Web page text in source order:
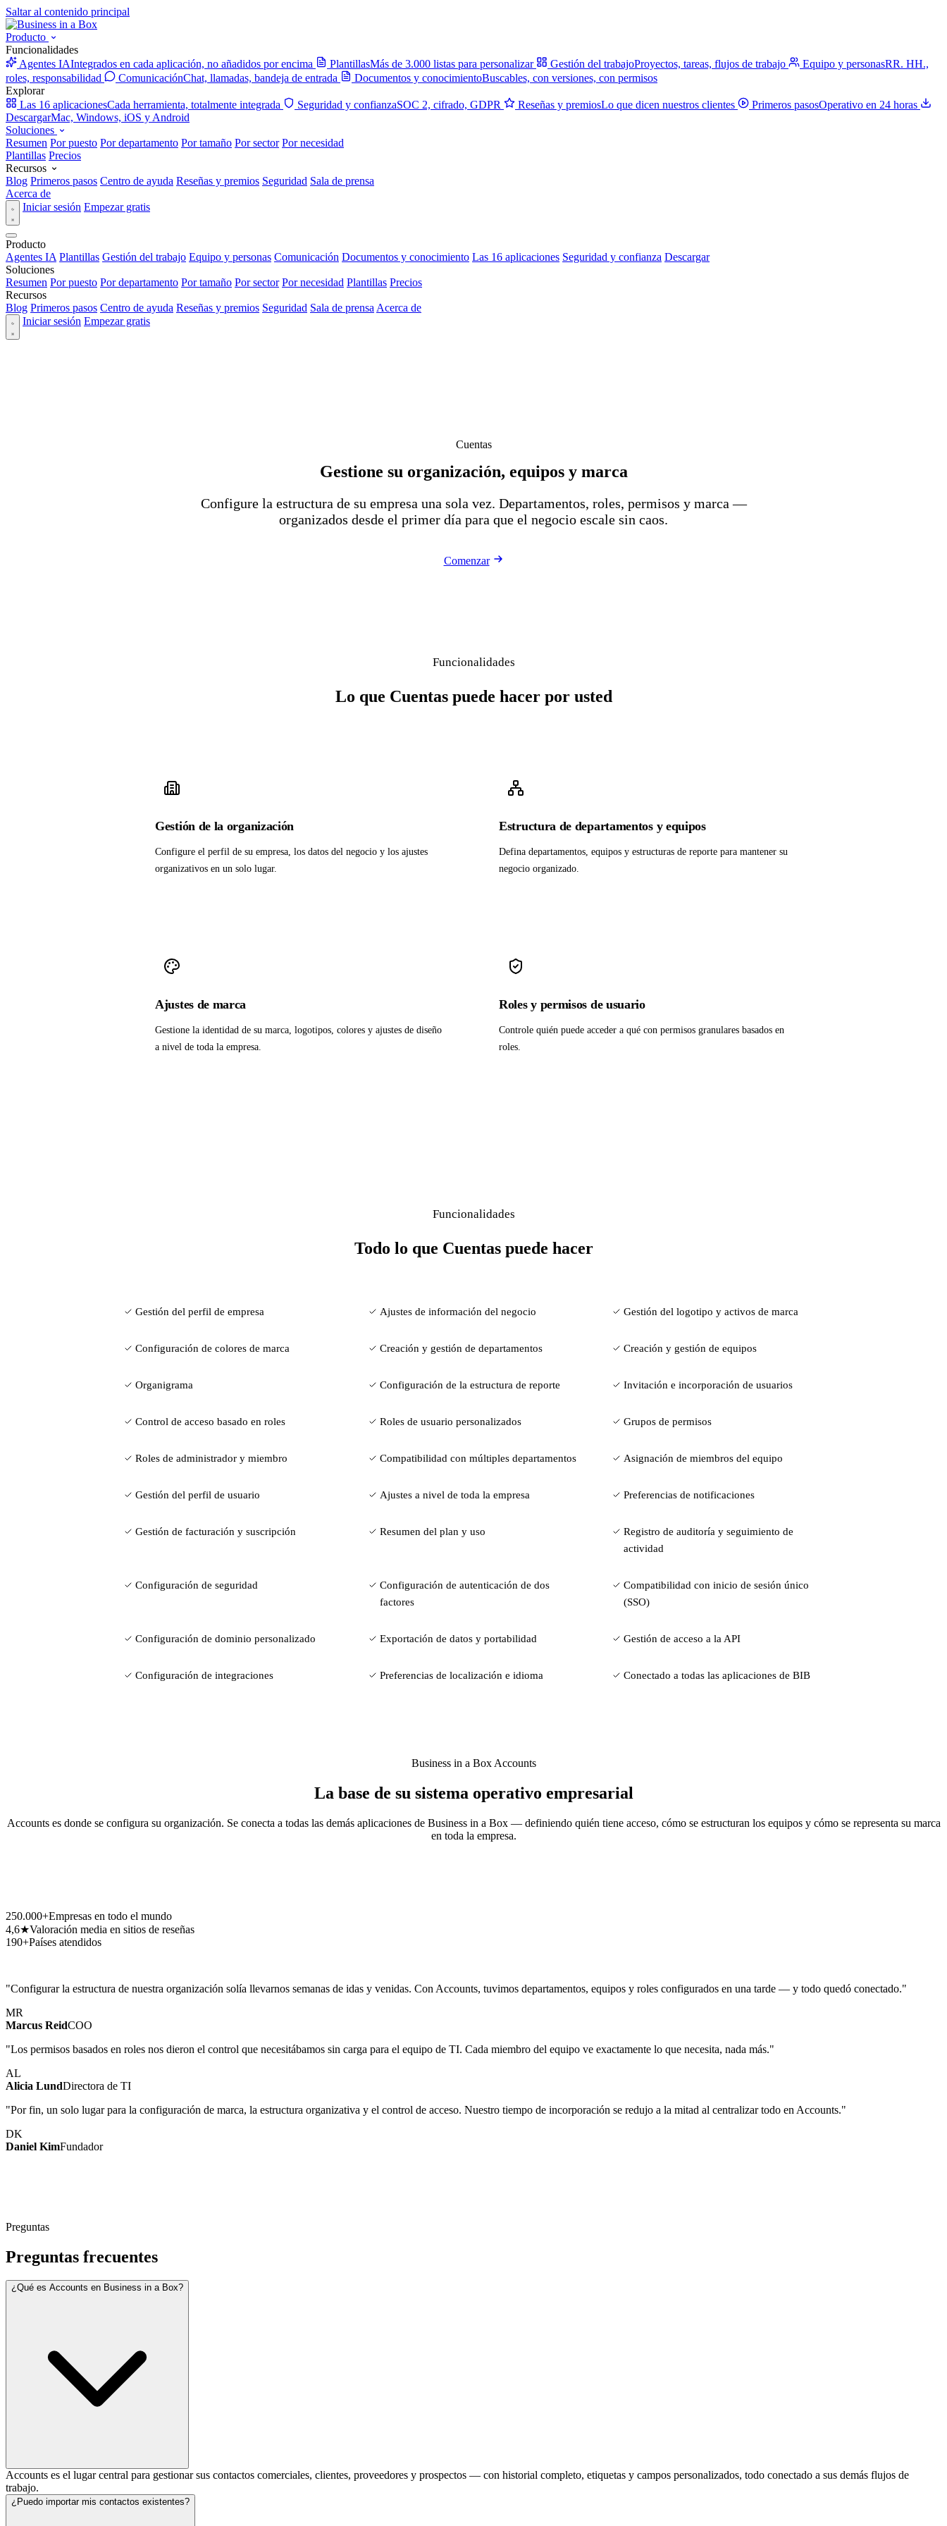
Saltar al contenido principal
Producto
Funcionalidades
Agentes IAIntegrados en cada aplicación, no añadidos por encima PlantillasMás de 3.000 listas para personalizar Gestión del trabajoProyectos, tareas, flujos de trabajo Equipo y personasRR. HH.,
roles, responsabilidad
ComunicaciónChat, llamadas, bandeja de entrada Documentos y conocimientoBuscables, con versiones, con permisos
Explorar
Las 16 aplicacionesCada herramienta, totalmente integrada Seguridad y confianzaSOC 2, cifrado, GDPR Reseñas y premiosLo que dicen nuestros clientes Primeros pasosOperativo en 24 horas
DescargarMac, Windows, iOS y Android
Soluciones
Resumen Por puesto Por departamento Por tamaño Por sector Por necesidad
Plantillas Precios
Recursos
Blog Primeros pasos Centro de ayuda Reseñas y premios Seguridad Sala de prensa
Acerca de
Iniciar sesión Empezar gratis
Producto
Agentes IA Plantillas Gestión del trabajo Equipo y personas Comunicación Documentos y conocimiento Las 16 aplicaciones Seguridad y confianza Descargar
Soluciones
Resumen Por puesto Por departamento Por tamaño Por sector Por necesidad Plantillas Precios
Recursos
Blog Primeros pasos Centro de ayuda Reseñas y premios Seguridad Sala de prensa Acerca de
Iniciar sesión Empezar gratis
Cuentas
Gestione su organización, equipos y marca
Configure la estructura de su empresa una sola vez. Departamentos, roles, permisos y marca —
organizados desde el primer día para que el negocio escale sin caos.
Comenzar
Funcionalidades
Lo que Cuentas puede hacer por usted
Gestión de la organización
Configure el perfil de su empresa, los datos del negocio y los ajustes
organizativos en un solo lugar.
Estructura de departamentos y equipos
Defina departamentos, equipos y estructuras de reporte para mantener su
negocio organizado.
Ajustes de marca
Gestione la identidad de su marca, logotipos, colores y ajustes de diseño
a nivel de toda la empresa.
Roles y permisos de usuario
Controle quién puede acceder a qué con permisos granulares basados en
roles.
Funcionalidades
Todo lo que Cuentas puede hacer
Gestión del perfil de empresa Ajustes de información del negocio Gestión del logotipo y activos de marca
Configuración de colores de marca Creación y gestión de departamentos Creación y gestión de equipos
Organigrama Configuración de la estructura de reporte Invitación e incorporación de usuarios
Control de acceso basado en roles Roles de usuario personalizados Grupos de permisos
Roles de administrador y miembro Compatibilidad con múltiples departamentos Asignación de miembros del equipo
Gestión del perfil de usuario Ajustes a nivel de toda la empresa Preferencias de notificaciones
Gestión de facturación y suscripción Resumen del plan y uso
Registro de auditoría y seguimiento de
actividad
Configuración de seguridad
Configuración de autenticación de dos
factores
Compatibilidad con inicio de sesión único
(SSO)
Configuración de dominio personalizado Exportación de datos y portabilidad Gestión de acceso a la API
Configuración de integraciones Preferencias de localización e idioma Conectado a todas las aplicaciones de BIB
Business in a Box Accounts
La base de su sistema operativo empresarial
Accounts es donde se configura su organización. Se conecta a todas las demás aplicaciones de Business in a Box — definiendo quién tiene acceso, cómo se estructuran los equipos y cómo se representa su marca
en toda la empresa.
250.000+Empresas en todo el mundo
4,6★Valoración media en sitios de reseñas
190+Países atendidos
"Configurar la estructura de nuestra organización solía llevarnos semanas de idas y venidas. Con Accounts, tuvimos departamentos, equipos y roles configurados en una tarde — y todo quedó conectado."
MR
Marcus ReidCOO
"Los permisos basados en roles nos dieron el control que necesitábamos sin carga para el equipo de TI. Cada miembro del equipo ve exactamente lo que necesita, nada más."
AL
Alicia LundDirectora de TI
"Por fin, un solo lugar para la configuración de marca, la estructura organizativa y el control de acceso. Nuestro tiempo de incorporación se redujo a la mitad al centralizar todo en Accounts."
DK
Daniel KimFundador
Preguntas
Preguntas frecuentes
¿Qué es Accounts en Business in a Box?
Accounts es el lugar central para gestionar sus contactos comerciales, clientes, proveedores y prospectos — con historial completo, etiquetas y campos personalizados, todo conectado a sus demás flujos de
trabajo.
¿Puedo importar mis contactos existentes?